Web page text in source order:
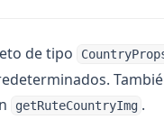
de tipo
getRuteCountryImg .